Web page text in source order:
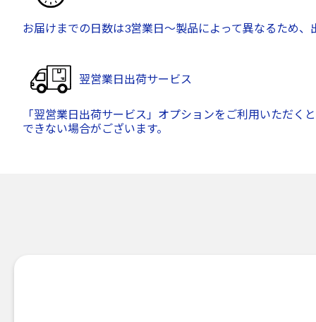
お届けまでの日数は3営業日～製品によって異なるため
翌営業日出荷サービス
「翌営業日出荷サービス」オプションをご利用いただ
できない場合がございます。